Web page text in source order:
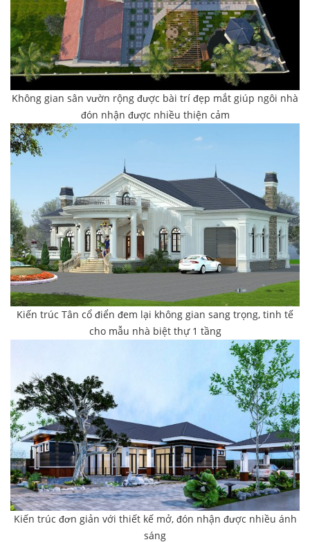
Không gian sân vườn rộng được bài trí đẹp mắt giúp ngôi nhà
đón nhận được nhiều thiện cảm
Kiến trúc Tân cổ điển đem lại không gian sang trọng, tinh tế
cho mẫu nhà biệt thự 1 tầng
Kiến trúc đơn giản với thiết kế mở, đón nhận được nhiều ánh
sáng